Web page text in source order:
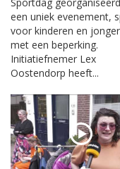
een uniek evenement,
voor kinderen en
met een beperking.
Initiatiefnemer Lex
Oostendorp heeft...